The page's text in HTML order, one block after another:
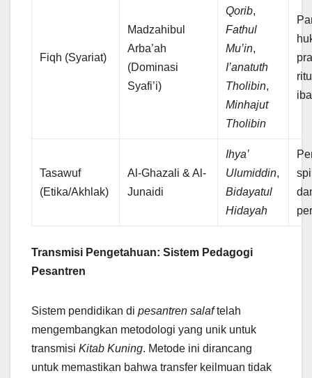
Fiqh (Syariat)
Madzahibul
Arba’ah
(Dominasi
Syafi’i)
Qorib,
Fathul
Mu’in,
I’anatuth
Tholibin,
Minhajut
Tholibin
Tasawuf
(Etika/Akhlak)
Al-Ghazali & Al-
Junaidi
Ihya’
Ulumiddin,
Bidayatul
Hidayah
Transmisi Pengetahuan: Sistem Pedagogi
Pesantren
Sistem pendidikan di pesantren salaftelah
mengembangkan metodologi yang unik untuk
transmisi Kitab Kuning. Metode ini dirancang
untuk memastikan bahwa transfer keilmuan tidak